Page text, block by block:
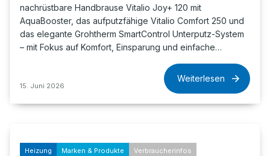
nachrüstbare Handbrause Vitalio Joy+ 120 mit
AquaBooster, das aufputzfähige Vitalio Comfort 250 und
das elegante Grohtherm SmartControl Unterputz-System
– mit Fokus auf Komfort, Einsparung und einfache…
15. Juni 2026
Weiterlesen
Heizung Marken & Produkte Verbraucherinfos